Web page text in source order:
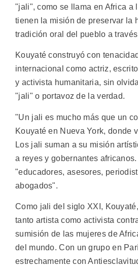
"jali", como se llama en Africa a
tienen la misión de preservar la
tradición oral del pueblo a
Kouyaté construyó con
internacional como actriz,
y activista humanitaria, sin
"jali" o portavoz de la verdad.
"Un jali es mucho más que un
Kouyaté en Nueva York, donde
Los jali suman a su misión
a reyes y gobernantes
"educadores, asesores,
abogados".
Como jali del siglo XXI,
tanto artista como activista
sumisión de las mujeres de
del mundo. Con un grupo en
estrechamente con